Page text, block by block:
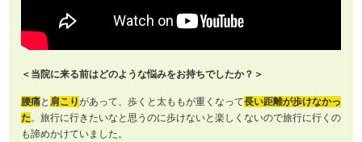
＜当院に来る前はどのような悩みをお持ちでしたか？＞
腰痛と 肩こりがあって、歩くと太ももが重くなって長い距離が歩けなかっ
た。旅行に行きたいなと思うのに歩けないと楽しくないので旅行に行くの
も諦めかけていました。